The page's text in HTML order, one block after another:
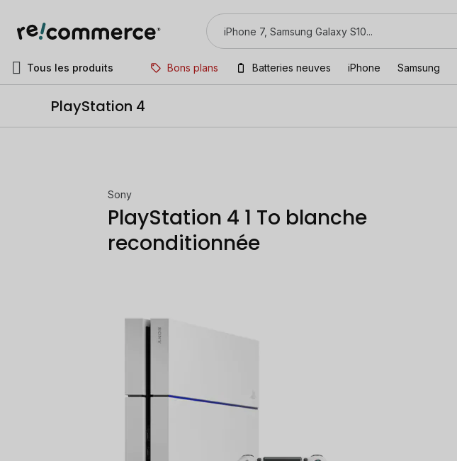
Tous les produits Bons plans Batteries neuves iPhone Samsung
PlayStation 4
Sony
PlayStation 4 1 To blanche
reconditionnée